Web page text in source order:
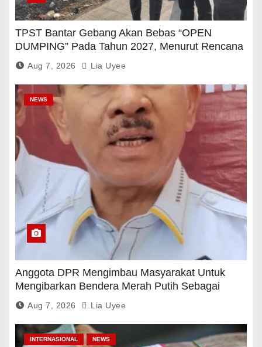
TPST Bantar Gebang Akan Bebas “OPEN
DUMPING” Pada Tahun 2027, Menurut Rencana
Pemerintah
Aug 7, 2026 Lia Uyee
NEWS
Anggota DPR Mengimbau Masyarakat Untuk
Mengibarkan Bendera Merah Putih Sebagai
Tanda Rasa Terima Kasih
Aug 7, 2026 Lia Uyee
INTERNASIONAL NEWS